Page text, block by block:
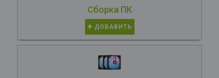
Сборка ПК
ДОБАВИТЬ